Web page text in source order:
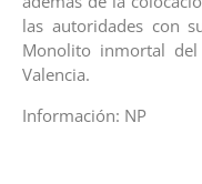
las autoridades con
Monolito inmortal
Valencia.
Información: NP